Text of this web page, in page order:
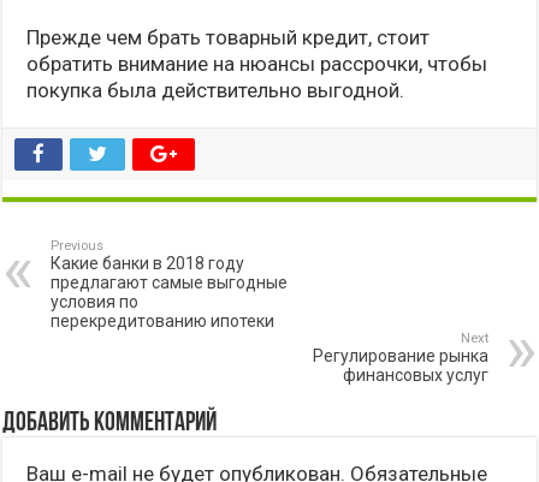
Прежде чем брать товарный кредит, стоит
обратить внимание на нюансы рассрочки, чтобы
покупка была действительно выгодной.
Previous
Какие банки в 2018 году
предлагают самые выгодные
условия по
перекредитованию ипотеки
Next
Регулирование рынка
финансовых услуг
Добавить комментарий
Ваш e-mail не будет опубликован. Обязательные